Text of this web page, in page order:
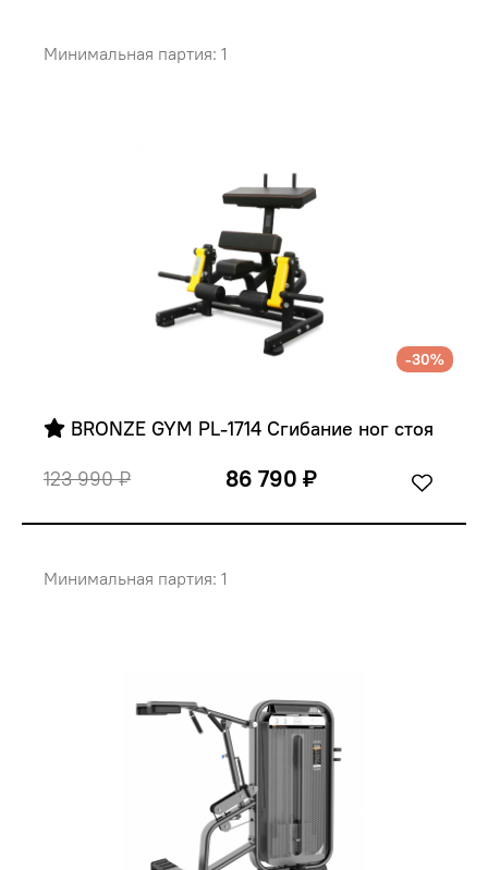
Минимальная партия: 1
-30%
BRONZE GYM PL-1714 Сгибание ног стоя
123 990 ₽
86 790 ₽
Минимальная партия: 1